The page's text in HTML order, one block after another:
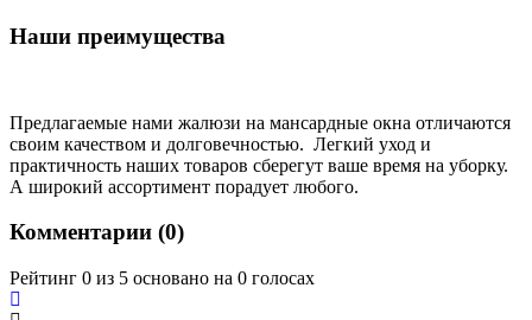
Наши преимущества
Предлагаемые нами жалюзи на мансардные окна отличаются
своим качеством и долговечностью. Легкий уход и
практичность наших товаров сберегут ваше время на уборку.
А широкий ассортимент порадует любого.
Комментарии (0)
Рейтинг 0 из 5 основано на 0 голосах